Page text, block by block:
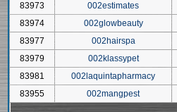
83973
002estimates
83974
002glowbeauty
83977
002hairspa
83979
002klassypet
83981
002laquintapharmacy
83955
002mangpest